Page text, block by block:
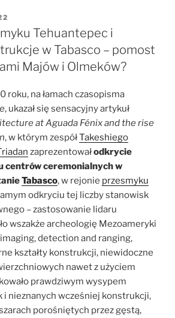
Tehuantepec i
w Tabasco – pomost
Majów i Olmeków?
roku, na łamach czasopisma
, ukazał się sensacyjny artykuł
at Aguada Fénix and the rise
, w którym zespółTakeshiego
zaprezentowałodkrycie
centrów ceremonialnych w
Tabasco, w rejonie przesmyku
odkryciu tej liczby stanowisk
– zastosowanie lidaru
wszakże archeologię Mezoameryki
imaging, detection and ranging,
kształty konstrukcji, niewidoczne
nawet z użyciem
prawdziwym wysypem
i nieznanych wcześniej konstrukcji,
porośniętych przez gęstą,